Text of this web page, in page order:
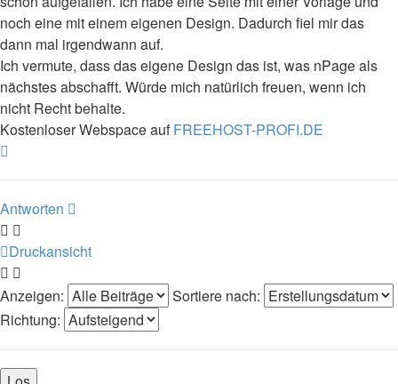
noch eine mit einem eigenen Design. Dadurch fiel mir das
dann mal irgendwann auf.
Ich vermute, dass das eigene Design das ist, was nPage als
nächstes abschafft. Würde mich natürlich freuen, wenn ich
nicht Recht behalte.
Kostenloser Webspace aufFREEHOST-PROFI.DE
Antworten
Druckansicht
Anzeigen:
Sortiere nach:
Richtung: